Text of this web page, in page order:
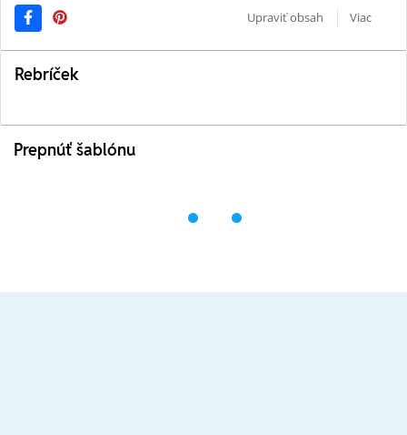
Upraviť obsah
Viac
Rebríček
Prepnúť šablónu